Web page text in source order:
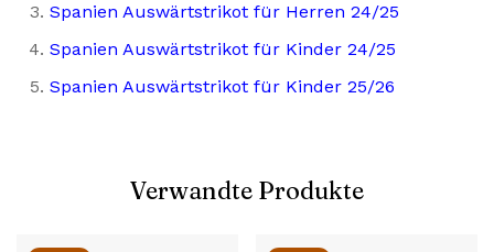
Spanien Auswärtstrikot für Herren 24/25
Spanien Auswärtstrikot für Kinder 24/25
Spanien Auswärtstrikot für Kinder 25/26
Verwandte Produkte